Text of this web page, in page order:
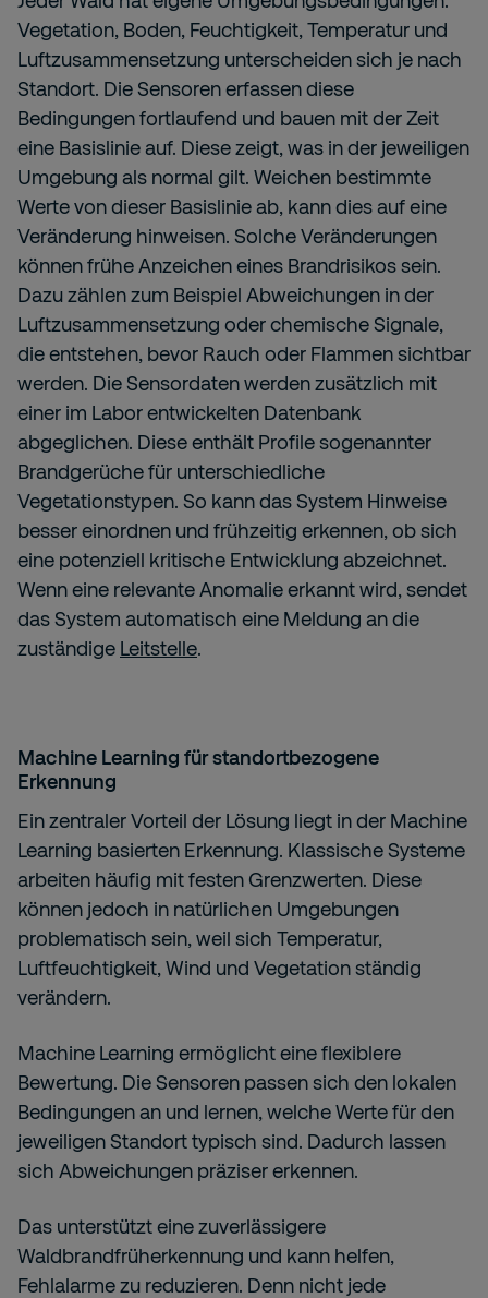
Vegetation, Boden, Feuchtigkeit, Temperatur und
Luftzusammensetzung unterscheiden sich je nach
Standort. Die Sensoren erfassen diese
Bedingungen fortlaufend und bauen mit der Zeit
eine Basislinie auf. Diese zeigt, was in der jeweiligen
Umgebung als normal gilt. Weichen bestimmte
Werte von dieser Basislinie ab, kann dies auf eine
Veränderung hinweisen. Solche Veränderungen
können frühe Anzeichen eines Brandrisikos sein.
Dazu zählen zum Beispiel Abweichungen in der
Luftzusammensetzung oder chemische Signale,
die entstehen, bevor Rauch oder Flammen sichtbar
werden. Die Sensordaten werden zusätzlich mit
einer im Labor entwickelten Datenbank
abgeglichen. Diese enthält Profile sogenannter
Brandgerüche für unterschiedliche
Vegetationstypen. So kann das System Hinweise
besser einordnen und frühzeitig erkennen, ob sich
eine potenziell kritische Entwicklung abzeichnet.
Wenn eine relevante Anomalie erkannt wird, sendet
das System automatisch eine Meldung an die
zuständige Leitstelle.
Machine Learning für standortbezogene
Erkennung
Ein zentraler Vorteil der Lösung liegt in der Machine
Learning basierten Erkennung. Klassische Systeme
arbeiten häufig mit festen Grenzwerten. Diese
können jedoch in natürlichen Umgebungen
problematisch sein, weil sich Temperatur,
Luftfeuchtigkeit, Wind und Vegetation ständig
verändern.
Machine Learning ermöglicht eine flexiblere
Bewertung. Die Sensoren passen sich den lokalen
Bedingungen an und lernen, welche Werte für den
jeweiligen Standort typisch sind. Dadurch lassen
sich Abweichungen präziser erkennen.
Das unterstützt eine zuverlässigere
Waldbrandfrüherkennung und kann helfen,
Fehlalarme zu reduzieren. Denn nicht jede